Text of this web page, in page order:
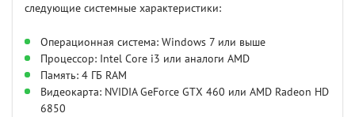
следующие системные характеристики:
Операционная система: Windows 7 или выше
Процессор: Intel Core i3 или аналоги AMD
Память: 4 ГБ RAM
Видеокарта: NVIDIA GeForce GTX 460 или AMD Radeon HD
6850